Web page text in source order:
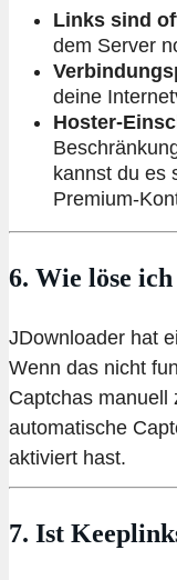
Links sind
dem Server
deine
Hoster-
kannst du es
Premium-
6. Wie löse
JDownloader hat
Wenn das nicht
Captchas manuell
automatische
aktiviert hast.
7. Ist